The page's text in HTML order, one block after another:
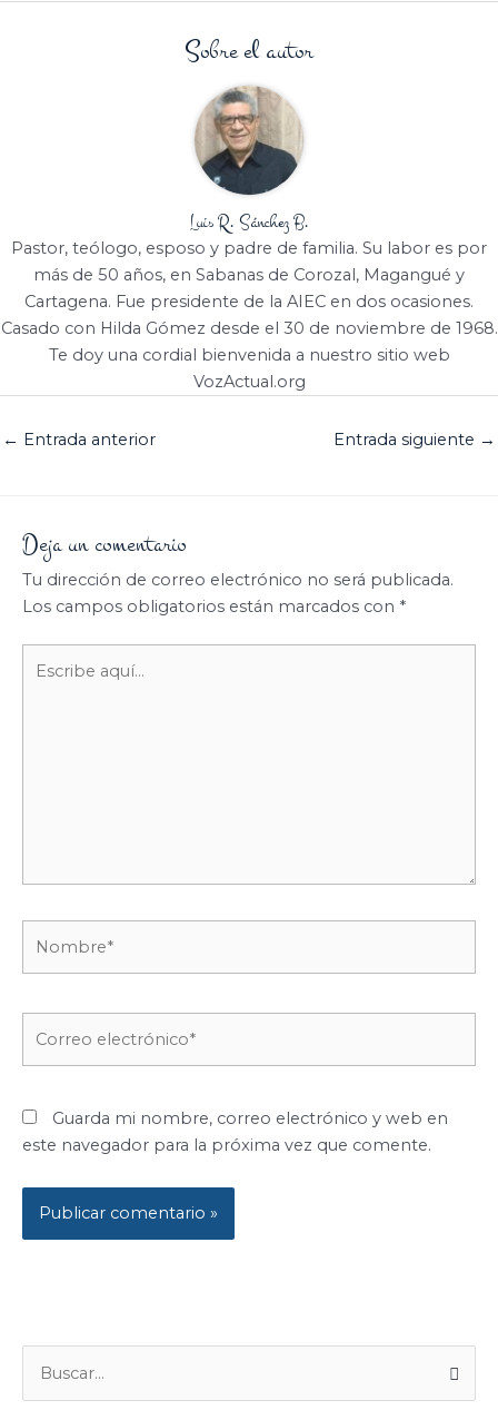
Sobre el autor
Luis R. Sánchez B.
Pastor, teólogo, esposo y padre de familia. Su labor es por
más de 50 años, en Sabanas de Corozal, Magangué y
Cartagena. Fue presidente de la AIEC en dos ocasiones.
Casado con Hilda Gómez desde el 30 de noviembre de 1968.
Te doy una cordial bienvenida a nuestro sitio web
VozActual.org
← Entrada anterior Entrada siguiente →
Deja un comentario
Tu dirección de correo electrónico no será publicada.
Los campos obligatorios están marcados con *
aquí...
electrónico*
Guarda mi nombre, correo electrónico y web en
este navegador para la próxima vez que comente.
U